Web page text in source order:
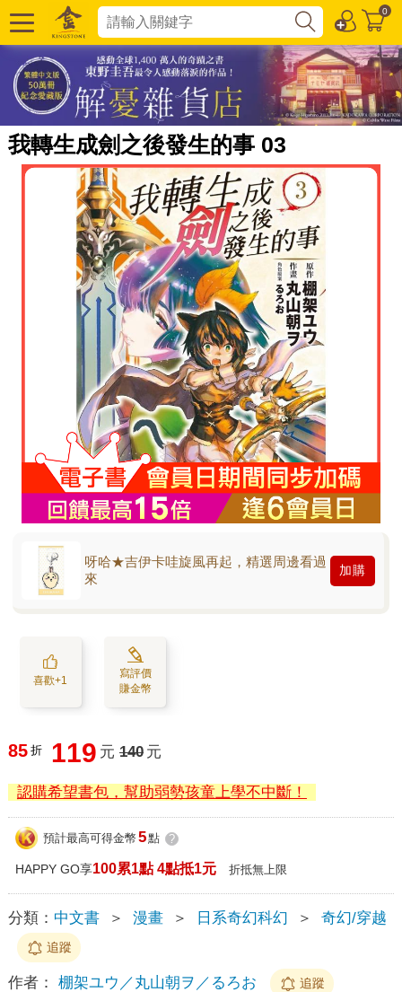
0
我轉生成劍之後發生的事 03
呀哈★吉伊卡哇旋風再起，精選周邊看過
來
加購
喜歡+1
寫評價
賺金幣
85 折 119 元 140 元
認購希望書包，幫助弱勢孩童上學不中斷！
預計最高可得金幣 5點 ?
HAPPY GO享100累1點 4點抵1元 折抵無上限
分類： 中文書 ＞ 漫畫 ＞ 日系奇幻科幻 ＞ 奇幻/穿越
追蹤
作者： 棚架ユウ／丸山朝ヲ／るろお 追蹤